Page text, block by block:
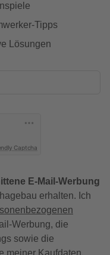
Tipps
Lösungen
Captcha
E-Mail-Werbung
erhalten. Ich
Werbung, die
sowie die